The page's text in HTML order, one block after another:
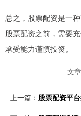
总之，股票配资是一
股票配资之前，需要
承受能力谨慎投资。
文
上一篇： 股票配资平